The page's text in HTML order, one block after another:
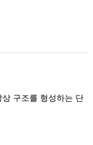
구조를 형성하는 단